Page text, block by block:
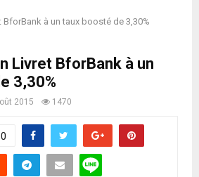
BforBank à un taux boosté de 3,30%
Livret BforBank à un
3,30%
2015 1470
0